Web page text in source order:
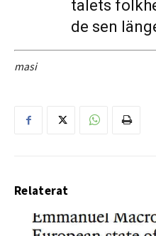
talets
de sen
masi
Relaterat